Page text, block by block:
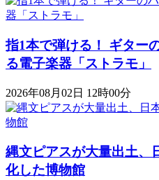
指1本で弾ける！ ギター
る電子楽器「ストラモ」
2026年08月02日 12時00分
縄文ピアスが大量出土、
化した博物館